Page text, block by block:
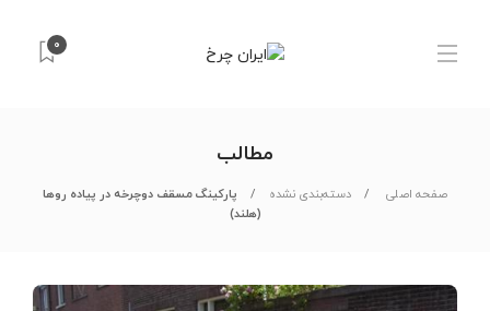
0
مطالب
صفحه اصلی دسته‌بندی نشده
پارکینگ مسقف دوچرخه در پیاده روها
(هلند)